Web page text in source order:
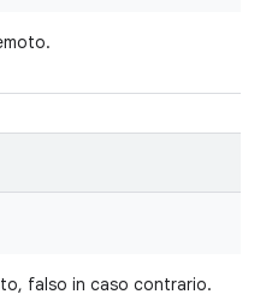
falso in caso contrario.